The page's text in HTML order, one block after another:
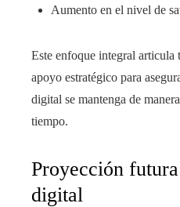
Aumento en el nivel de
Este enfoque integral
apoyo estratégico para
digital se mantenga de
tiempo.
Proyección
digital